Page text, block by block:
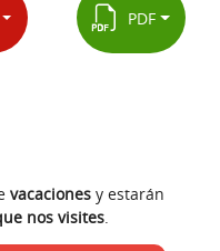
vacaciones y estarán
nos visites.
PDF